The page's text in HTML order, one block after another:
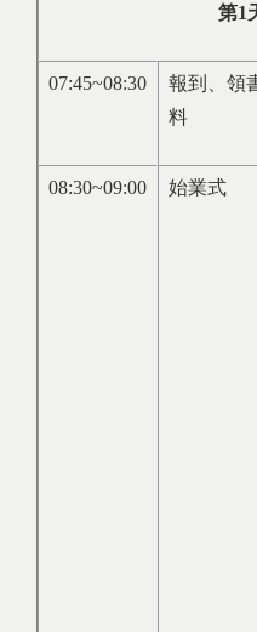
第1
07:45~08:30
報到、領
料
08:30~09:00 始業式